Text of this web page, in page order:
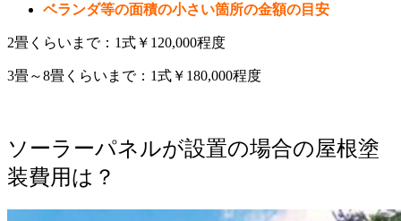
ベランダ等の面積の小さい箇所の金額の目安
2畳くらいまで：1式￥120,000程度
3畳～8畳くらいまで：1式￥180,000程度
ソーラーパネルが設置の場合の屋根塗
装費用は？